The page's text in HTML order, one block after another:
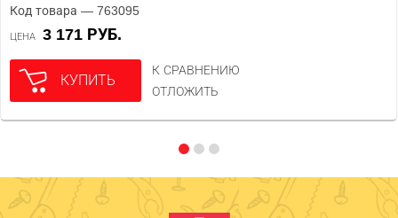
Код товара — 763095
ЦЕНА 3 171 РУБ.
КУПИТЬ
К СРАВНЕНИЮ
ОТЛОЖИТЬ